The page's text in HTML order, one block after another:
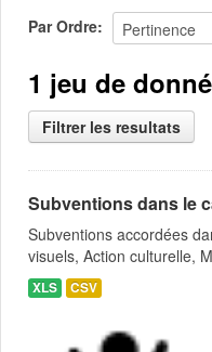
Par Ordre
1 jeu de
Filtrer les resultats
Subventions dans le
Subventions accordées
visuels, Action culturelle,
XLS CSV